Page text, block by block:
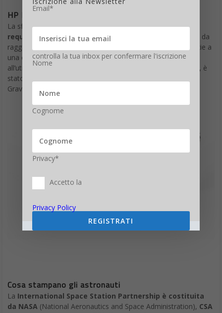
HP ENVY Zero-Gravity, la sfida
La sfida principale per HP è stata quella perrispondere ai
requisiti per l’assenza di gravità,
particolarmente difficili da
raggiungere e verificare per la loro stessa natura unica. Grazie a
una completa re-ingegnerizzazione delle componenti e
all’utilizzo di materiali speciali e tecnologie per la stampa 3D, è
stato però possibile realizzare la stampante HP ENVY Zero-
Gravity rispondendo alle richieste specifiche della NASA.
Cosa stampano gli astronauti
La International Space Station Partnership è costituita
da NASA (National Aeronautics and Space Administration), CSA
Email*
controlla la tua inbox per confermare l'iscrizione
Nome
Cognome
Privacy*
Accetto la
Privacy Policy
REGISTRATI